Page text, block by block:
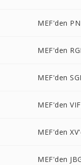
MEF'den
MEF'den
MEF'den
MEF'den
MEF'den
MEF'den